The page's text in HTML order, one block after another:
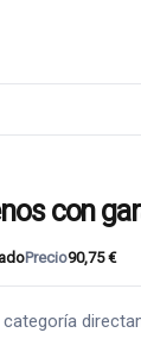
con
Precio90,75 €
categoría